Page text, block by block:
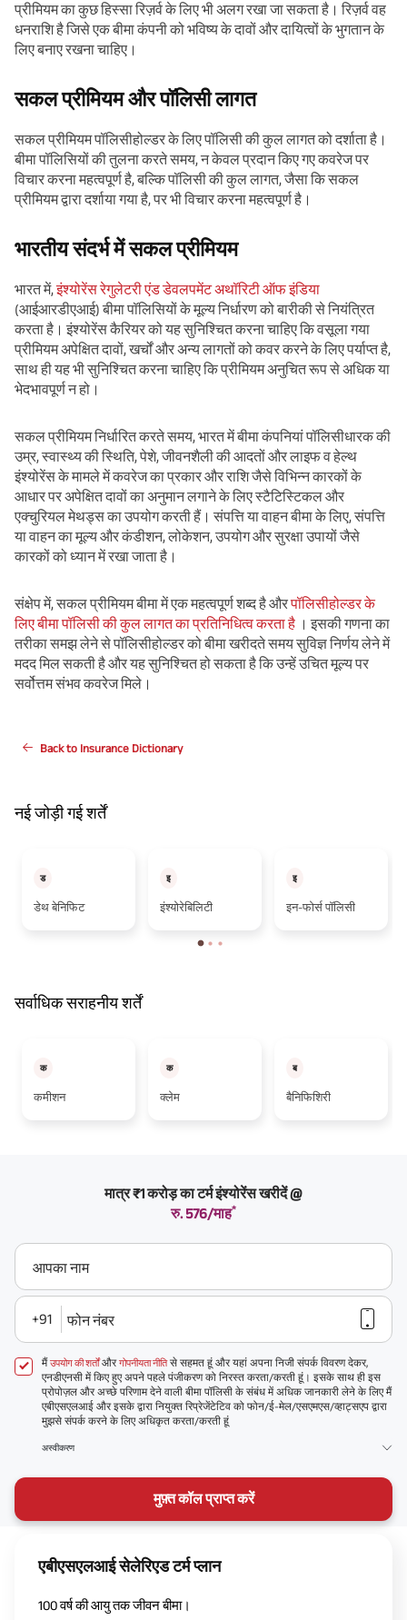
प्रीमियम का कुछ हिस्सा रिज़र्व के लिए भी अलग रखा जा सकता है। रिज़र्व वह
धनराशि है जिसे एक बीमा कंपनी को भविष्य के दावों और दायित्वों के भुगतान के
लिए बनाए रखना चाहिए।
सकल प्रीमियम और पॉलिसी लागत
सकल प्रीमियम पॉलिसीहोल्डर के लिए पॉलिसी की कुल लागत को दर्शाता है।
बीमा पॉलिसियों की तुलना करते समय, न केवल प्रदान किए गए कवरेज पर
विचार करना महत्वपूर्ण है, बल्कि पॉलिसी की कुल लागत, जैसा कि सकल
प्रीमियम द्वारा दर्शाया गया है, पर भी विचार करना महत्वपूर्ण है।
भारतीय संदर्भ में सकल प्रीमियम
भारत में,इंश्योरेंस रेगुलेटरी एंड डेवलपमेंट अथॉरिटी ऑफ इंडिया
(आईआरडीएआई) बीमा पॉलिसियों के मूल्य निर्धारण को बारीकी से नियंत्रित
करता है। इंश्योरेंस कैरियर को यह सुनिश्चित करना चाहिए कि वसूला गया
प्रीमियम अपेक्षित दावों, खर्चों और अन्य लागतों को कवर करने के लिए पर्याप्त है,
साथ ही यह भी सुनिश्चित करना चाहिए कि प्रीमियम अनुचित रूप से अधिक या
भेदभावपूर्ण न हो।
सकल प्रीमियम निर्धारित करते समय, भारत में बीमा कंपनियां पॉलिसीधारक की
उम्र, स्वास्थ्य की स्थिति, पेशे, जीवनशैली की आदतों और लाइफ व हेल्थ
इंश्योरेंस के मामले में कवरेज का प्रकार और राशि जैसे विभिन्न कारकों के
आधार पर अपेक्षित दावों का अनुमान लगाने के लिए स्टैटिस्टिकल और
एक्चुरियल मेथड्स का उपयोग करती हैं। संपत्ति या वाहन बीमा के लिए, संपत्ति
या वाहन का मूल्य और कंडीशन, लोकेशन, उपयोग और सुरक्षा उपायों जैसे
कारकों को ध्यान में रखा जाता है।
संक्षेप में, सकल प्रीमियम बीमा में एक महत्वपूर्ण शब्द है औरपॉलिसीहोल्डर के
लिए बीमा पॉलिसी की कुल लागत का प्रतिनिधित्व करता है । इसकी गणना का
तरीका समझ लेने से पॉलिसीहोल्डर को बीमा खरीदते समय सुविज्ञ निर्णय लेने में
मदद मिल सकती है और यह सुनिश्चित हो सकता है कि उन्हें उचित मूल्य पर
सर्वोत्तम संभव कवरेज मिले।
Back to Insurance Dictionary
नई जोड़ी गई शर्तें
ड
डेथ बेनिफिट
इ
इंश्योरेबिलिटी
इ
इन-फोर्स पॉलिसी
सर्वाधिक सराहनीय शर्तें
क
कमीशन
क
क्लेम
ब
बैनिफिशिरी
मात्र ₹1 करोड़ का टर्म इंश्योरेंस खरीदें @
रु. 576/माह*
आपका नाम
+91 फोन नंबर
मैंउपयोग की शर्तोंऔरगोपनीयता नीतिसे सहमत हूं और यहां अपना निजी संपर्क विवरण देकर,
एनडीएनसी में किए हुए अपने पहले पंजीकरण को निरस्त करता/करती हूं। इसके साथ ही इस
प्रोपोज़ल और अच्छे परिणाम देने वाली बीमा पॉलिसी के संबंध में अधिक जानकारी लेने के लिए मैं
एबीएसएलआई और इसके द्वारा नियुक्त रिप्रेजेंटेटिव को फोन/ई-मेल/एसएमएस/व्हाट्सएप द्वारा
मुझसे संपर्क करने के लिए अधिकृत करता/करती हूं
अस्वीकरण
मुफ़्त कॉल प्राप्त करें
एबीएसएलआई सेलेरिएड टर्म प्लान
100 वर्ष की आयु तक जीवन बीमा।